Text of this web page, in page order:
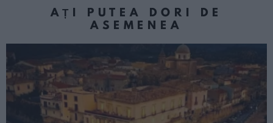
AȚI PUTEA DORI DE
ASEMENEA